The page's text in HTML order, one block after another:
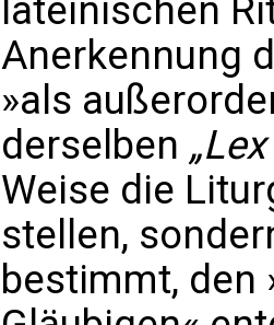
lateinischen
Anerkennung
»als
derselben
Weise die
stellen,
bestimmt, den